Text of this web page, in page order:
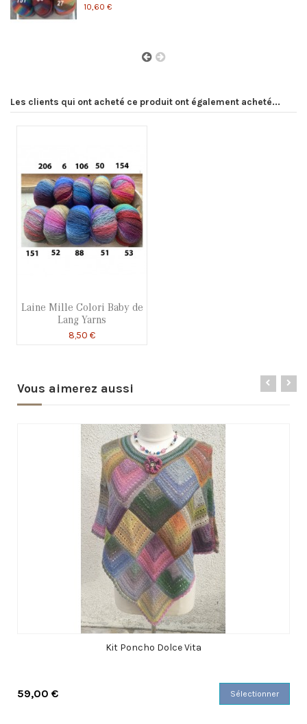
10,60 €
Les clients qui ont acheté ce produit ont également acheté...
Laine Mille Colori Baby de
Lang Yarns
8,50 €
Vous aimerez aussi
Kit Poncho Dolce Vita
59,00 € Sélectionner